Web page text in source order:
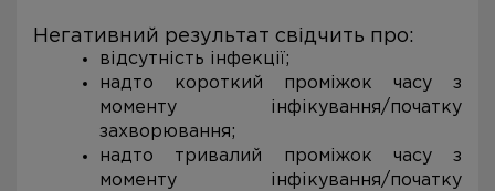
Негативний результат свідчить про:
відсутність інфекції;
надто короткий проміжок часу з
моменту інфікування/початку
захворювання;
надто тривалий проміжок часу з
моменту інфікування/початку